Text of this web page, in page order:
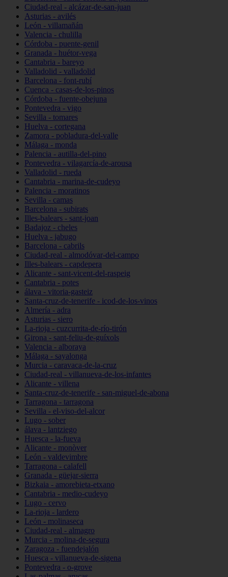
Ciudad-real - alcázar-de-san-juan
Asturias - avilés
León - villamañán
Valencia - chulilla
Córdoba - puente-genil
Granada - huétor-vega
Cantabria - bareyo
Valladolid - valladolid
Barcelona - font-rubí
Cuenca - casas-de-los-pinos
Córdoba - fuente-obejuna
Pontevedra - vigo
Sevilla - tomares
Huelva - cortegana
Zamora - pobladura-del-valle
Málaga - monda
Palencia - autilla-del-pino
Pontevedra - vilagarcía-de-arousa
Valladolid - rueda
Cantabria - marina-de-cudeyo
Palencia - moratinos
Sevilla - camas
Barcelona - subirats
Illes-balears - sant-joan
Badajoz - cheles
Huelva - jabugo
Barcelona - cabrils
Ciudad-real - almodóvar-del-campo
Illes-balears - capdepera
Alicante - sant-vicent-del-raspeig
Cantabria - potes
álava - vitoria-gasteiz
Santa-cruz-de-tenerife - icod-de-los-vinos
Almería - adra
Asturias - siero
La-rioja - cuzcurrita-de-río-tirón
Girona - sant-feliu-de-guíxols
Valencia - alboraya
Málaga - sayalonga
Murcia - caravaca-de-la-cruz
Ciudad-real - villanueva-de-los-infantes
Alicante - villena
Santa-cruz-de-tenerife - san-miguel-de-abona
Tarragona - tarragona
Sevilla - el-viso-del-alcor
Lugo - sober
álava - lantziego
Huesca - la-fueva
Alicante - monòver
León - valdevimbre
Tarragona - calafell
Granada - güejar-sierra
Bizkaia - amorebieta-etxano
Cantabria - medio-cudeyo
Lugo - cervo
La-rioja - lardero
León - molinaseca
Ciudad-real - almagro
Murcia - molina-de-segura
Zaragoza - fuendejalón
Huesca - villanueva-de-sigena
Pontevedra - o-grove